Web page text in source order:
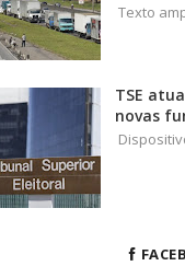
Texto
TSE
novas